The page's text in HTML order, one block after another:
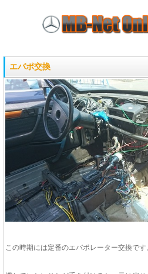
エバポ交換
この時期には定番のエバポレーター交換です